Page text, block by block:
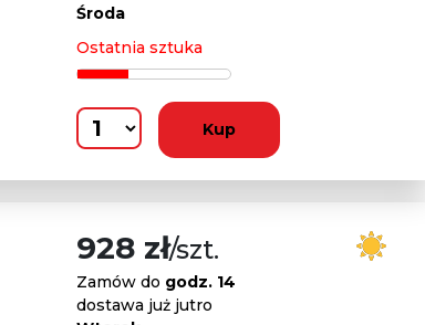
Środa
Ostatnia sztuka
Kup
928 zł/szt.
Zamów do godz. 14
dostawa już jutro